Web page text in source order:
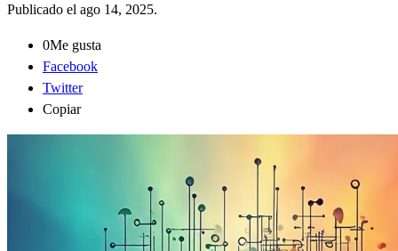
Publicado el ago 14, 2025.
0Me gusta
Facebook
Twitter
Copiar